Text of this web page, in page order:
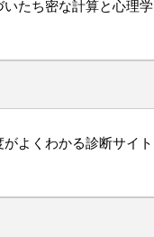
たち密な計算と心理学
よくわかる診断サイト